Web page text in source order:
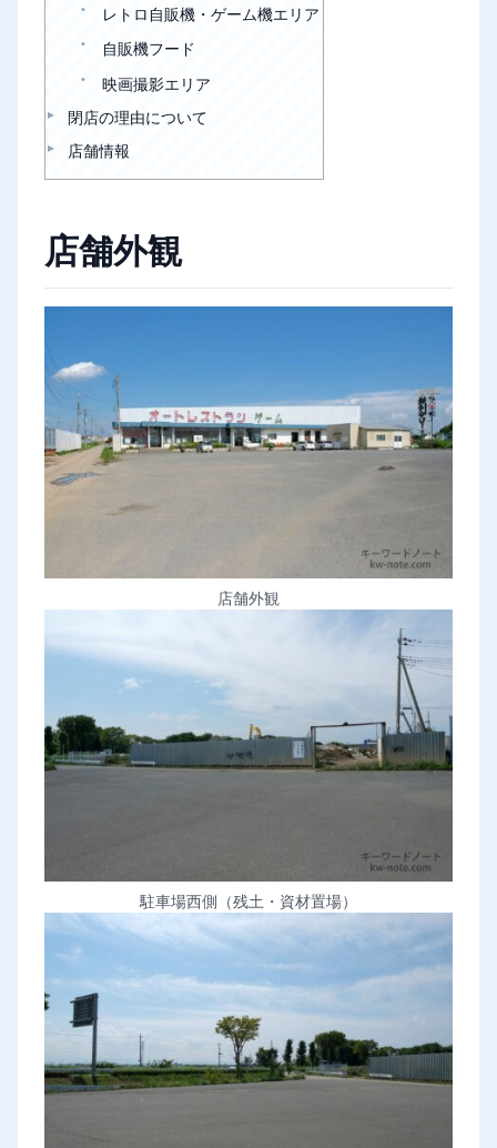
レトロ自販機・ゲーム機エリア
自販機フード
映画撮影エリア
閉店の理由について
店舗情報
店舗外観
店舗外観
駐車場西側（残土・資材置場）